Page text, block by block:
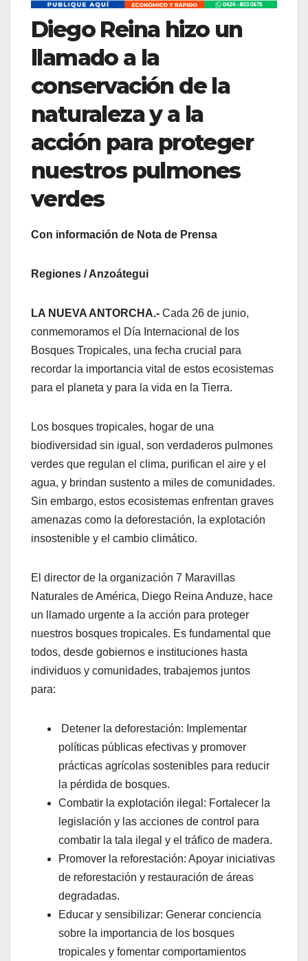
Diego Reina hizo un
llamado a la
conservación de la
naturaleza y a la
acción para proteger
nuestros pulmones
verdes
Con información de Nota de Prensa
Regiones / Anzoátegui
LA NUEVA ANTORCHA.- Cada 26 de junio,
conmemoramos el Día Internacional de los
Bosques Tropicales, una fecha crucial para
recordar la importancia vital de estos ecosistemas
para el planeta y para la vida en la Tierra.
Los bosques tropicales, hogar de una
biodiversidad sin igual, son verdaderos pulmones
verdes que regulan el clima, purifican el aire y el
agua, y brindan sustento a miles de comunidades.
Sin embargo, estos ecosistemas enfrentan graves
amenazas como la deforestación, la explotación
insostenible y el cambio climático.
El director de la organización 7 Maravillas
Naturales de América, Diego Reina Anduze, hace
un llamado urgente a la acción para proteger
nuestros bosques tropicales. Es fundamental que
todos, desde gobiernos e instituciones hasta
individuos y comunidades, trabajemos juntos
para:
Detener la deforestación: Implementar
políticas públicas efectivas y promover
prácticas agrícolas sostenibles para reducir
la pérdida de bosques.
Combatir la explotación ilegal: Fortalecer la
legislación y las acciones de control para
combatir la tala ilegal y el tráfico de madera.
Promover la reforestación: Apoyar iniciativas
de reforestación y restauración de áreas
degradadas.
Educar y sensibilizar: Generar conciencia
sobre la importancia de los bosques
tropicales y fomentar comportamientos